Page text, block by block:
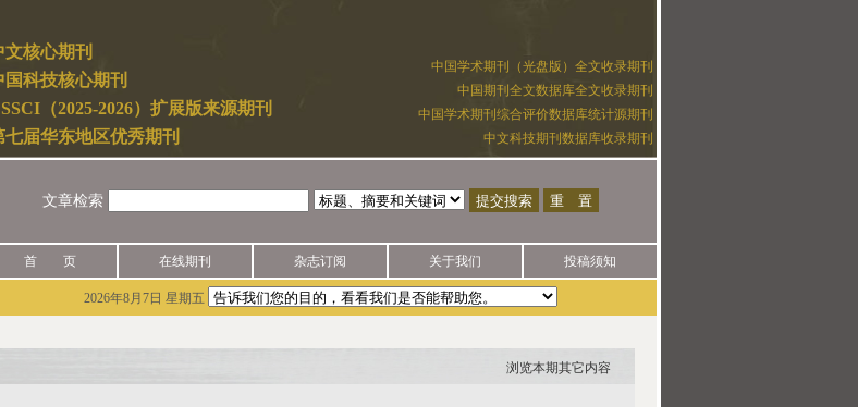
中国学术期刊（光盘版）全文收录期刊
中国期刊全文数据库全文收录期刊
中国学术期刊综合评价数据库统计源期刊
中文科技期刊数据库收录期刊
文核心期刊
国科技核心期刊
（2025-2026）扩展版来源期刊
七届华东地区优秀期刊
文章检索
首 页 在线期刊 杂志订阅 关于我们 投稿须知
（网址：http://mur.cn/）实名注册后进行投稿，未授权任何一方代发论文。如有疑问，请拨打电话025-52851858咨询，以免上
2026年8月7日 星期五
浏览本期其它内容